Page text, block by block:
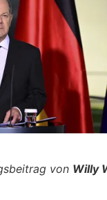
von Willy